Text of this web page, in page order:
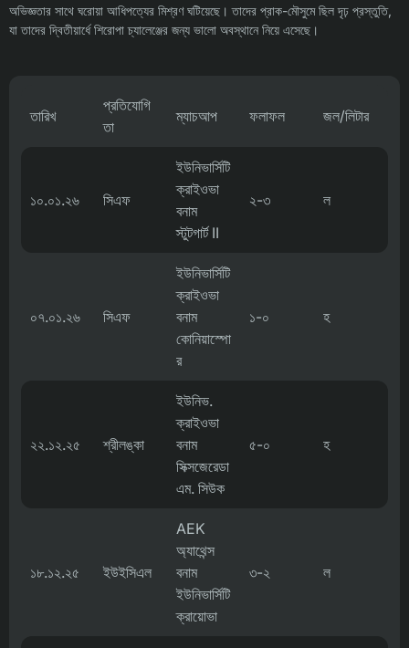
অভিজ্ঞতার সাথে ঘরোয়া আধিপত্যের মিশ্রণ ঘটিয়েছে। তাদের প্রাক-মৌসুমে ছিল দৃঢ় প্রস্তুতি,
যা তাদের দ্বিতীয়ার্ধে শিরোপা চ্যালেঞ্জের জন্য ভালো অবস্থানে নিয়ে এসেছে।
তারিখ
প্রতিযোগি
তা
ম্যাচআপ ফলাফল জল/লিটার
১০.০১.২৬ সিএফ
ইউনিভার্সিটি
ক্রাইওভা
বনাম
স্টুটগার্ট II
২-৩ ল
০৭.০১.২৬ সিএফ
ইউনিভার্সিটি
ক্রাইওভা
বনাম
কোনিয়াস্পো
র
১-০ হ
২২.১২.২৫ শ্রীলঙ্কা
ইউনিভ.
ক্রাইওভা
বনাম
সিক্সজেরেডা
এম. সিউক
৫-০ হ
১৮.১২.২৫ ইউইসিএল
AEK
অ্যাথেন্স
বনাম
ইউনিভার্সিটি
ক্রায়োভা
৩-২ ল